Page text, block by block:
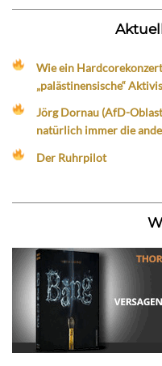
Wie ein
„palästinensische“
Jörg Dornau (AfD-
natürlich immer die
Der Ruhrpilot